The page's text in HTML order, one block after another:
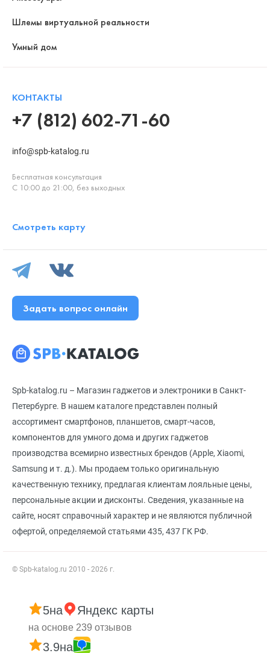
Spb-katalog.ru – Магазин гаджетов и электроники в Санкт-
Петербурге. В нашем каталоге представлен полный
ассортимент смартфонов, планшетов, смарт-часов,
компонентов для умного дома и других гаджетов
производства всемирно известных брендов (Apple, Xiaomi,
Samsung и т. д.). Мы продаем только оригинальную
качественную технику, предлагая клиентам лояльные цены,
персональные акции и дисконты. Сведения, указанные на
сайте, носят справочный характер и не являются публичной
офертой, определяемой статьями 435, 437 ГК РФ.
© Spb-katalog.ru 2010 - 2026 г.
Шлемы виртуальной реальности
Умный дом
КОНТАКТЫ
+7 (812) 602-71-60
info@spb-katalog.ru
Бесплатная консультация
С 10:00 до 21:00, без выходных
Смотреть карту
Задать вопрос онлайн
5на Яндекс карты
на основе 239 отзывов
3.9на